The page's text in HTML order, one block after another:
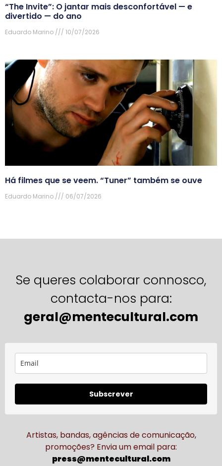
“The Invite”: O jantar mais desconfortável — e
divertido — do ano
Eduardo Marino 10/07/2026
Há filmes que se veem. “Tuner” também se ouve
Eduardo Marino 06/07/2026
Se queres colaborar connosco,
contacta-nos para:
geral@mentecultural.com
Subscrever
Artistas, bandas, agências de comunicação,
promoções? Envia um email para:
press@mentecultural.com